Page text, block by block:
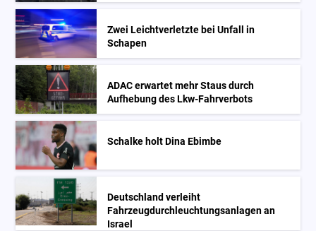
Zwei Leichtverletzte bei Unfall in
Schapen
ADAC erwartet mehr Staus durch
Aufhebung des Lkw-Fahrverbots
Schalke holt Dina Ebimbe
Deutschland verleiht
Fahrzeugdurchleuchtungsanlagen an
Israel